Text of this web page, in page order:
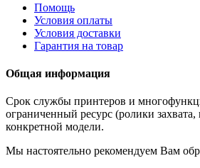
Помощь
Условия оплаты
Условия доставки
Гарантия на товар
Общая информация
Срок службы принтеров и
ограниченный ресурс (ролики
конкретной модели.
Мы настоятельно рекомендуем Вам